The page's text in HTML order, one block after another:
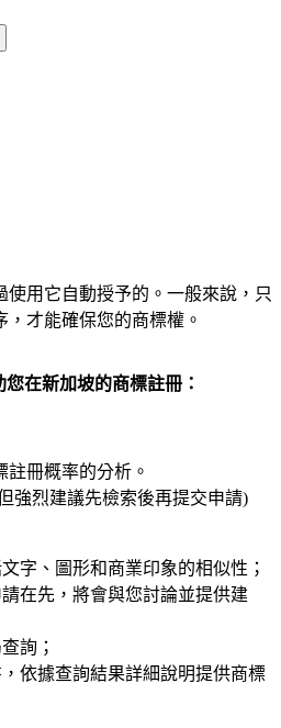
使用它自動授予的。一般來說，只
才能確保您的商標權。
在新加坡的商標註冊：
冊概率的分析。
強烈建議先檢索後再提交申請)
字、圖形和商業印象的相似性；
在先，將會與您討論並提供建
詢；
依據查詢結果詳細說明提供商標